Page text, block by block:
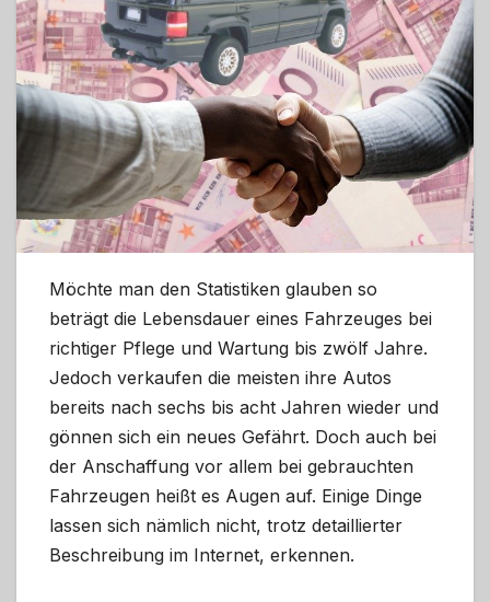
Möchte man den Statistiken glauben so
beträgt die Lebensdauer eines Fahrzeuges bei
richtiger Pflege und Wartung bis zwölf Jahre.
Jedoch verkaufen die meisten ihre Autos
bereits nach sechs bis acht Jahren wieder und
gönnen sich ein neues Gefährt. Doch auch bei
der Anschaffung vor allem bei gebrauchten
Fahrzeugen heißt es Augen auf. Einige Dinge
lassen sich nämlich nicht, trotz detaillierter
Beschreibung im Internet, erkennen.